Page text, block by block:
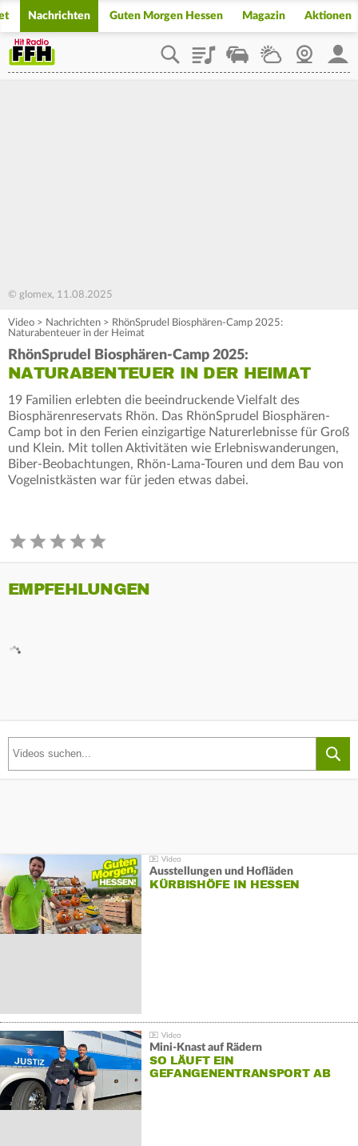
Nachrichten Guten Morgen Hessen Magazin Aktionen
PlaylistStaupilotWetterWebcam
© glomex, 11.08.2025
Video > Nachrichten > RhönSprudel Biosphären-Camp 2025:
Naturabenteuer in der Heimat
RhönSprudel Biosphären-Camp 2025:
NATURABENTEUER IN DER HEIMAT
19 Familien erlebten die beeindruckende Vielfalt des
Biosphärenreservats Rhön. Das RhönSprudel Biosphären-
Camp bot in den Ferien einzigartige Naturerlebnisse für Groß
und Klein. Mit tollen Aktivitäten wie Erlebniswanderungen,
Biber-Beobachtungen, Rhön-Lama-Touren und dem Bau von
Vogelnistkästen war für jeden etwas dabei.
EMPFEHLUNGEN
Ausstellungen und Hofläden
KÜRBISHÖFE IN HESSEN
Mini-Knast auf Rädern
SO LÄUFT EIN
GEFANGENENTRANSPORT AB